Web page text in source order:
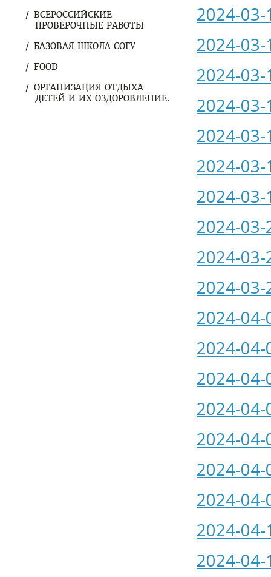
ВСЕРОССИЙСКИЕ
ПРОВЕРОЧНЫЕ РАБОТЫ
БАЗОВАЯ ШКОЛА СОГУ
FOOD
ОРГАНИЗАЦИЯ ОТДЫХА
ДЕТЕЙ И ИХ ОЗДОРОВЛЕНИЕ.
2024-
2024-
2024-
2024-
2024-
2024-
2024-
2024-
2024-
2024-
2024-
2024-
2024-
2024-
2024-
2024-
2024-
2024-
2024-